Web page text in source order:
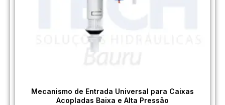
Mecanismo de Entrada Universal para Caixas
Acopladas Baixa e Alta Pressão